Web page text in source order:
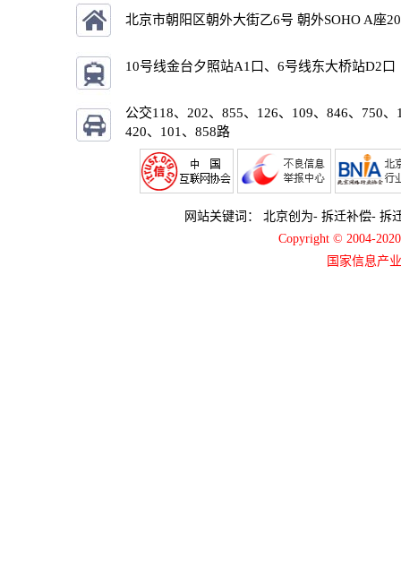
北京市朝阳区朝外大街乙6号 朝外SOHO A座
10号线金台夕照站A1口、6号线东大桥站D2口
公交118、202、855、126、109、846、750、
420、101、858路
网站关键词： 北京创为- 拆迁补偿- 拆
Copyright © 2004-
国家信息产